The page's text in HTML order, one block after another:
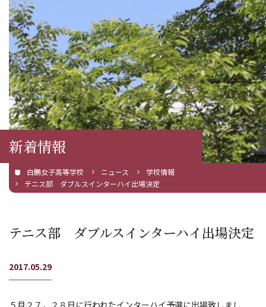
新着情報
白鵬女子高等学校 ニュース
学校情報
テニス部 ダブルスインターハイ出場決定
テニス部 ダブルスインターハイ出場決定
2017.05.29